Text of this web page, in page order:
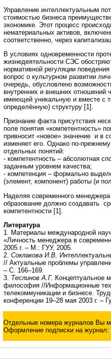
Управление интеллектуальным
стоимостью бизнеса
экономике. Этот процесс
нематериальных активов,
соответственно, через
В условиях одновременности
жизнедеятельности СЭС
нормативной регуляции
вопрос о культурном развитии
очередь, обусловлено
внутренних и внешних отношений
имеющей уникальную и вместе с
определённую) структуру [1].
Признание факта присутствия
поле понятия «компетентность»
привносит «новое» значение и в
изменяет его. Однако по-
отдельных понятий:
- компетентность – абсолютная
заданным уровнем качества;
- компетенция – формально
(элемент, компонент) работы (и
Наделяя современного
образование должно создавать
компетентности [1].
Литература
1. Материалы международной
«Личность менеджера в
2005 г. – М.: ГУУ, 2005.
2. Соклакова И.В.
// Актуальные проблемы
– С. 166–169.
3. Теслинов А.Г. Концептуальное
философия //Информационные
телекоммуникации и бизнесе.
конференции 19–28 мая 2003 г. –
Отдельные номера журналов Вы
Оформление подписки на журнал: